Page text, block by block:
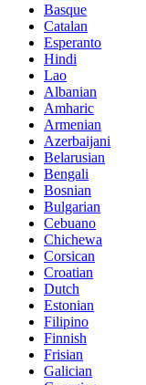
Basque
Catalan
Esperanto
Hindi
Lao
Albanian
Amharic
Armenian
Azerbaijani
Belarusian
Bengali
Bosnian
Bulgarian
Cebuano
Chichewa
Corsican
Croatian
Dutch
Estonian
Filipino
Finnish
Frisian
Galician